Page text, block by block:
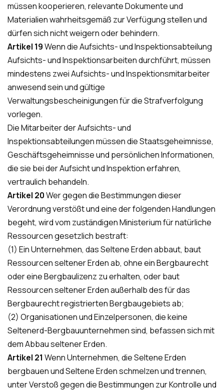
müssen kooperieren, relevante Dokumente und
Materialien wahrheitsgemäß zur Verfügung stellen und
dürfen sich nicht weigern oder behindern.
Artikel 19Wenn die Aufsichts- und Inspektionsabteilung
Aufsichts- und Inspektionsarbeiten durchführt, müssen
mindestens zwei Aufsichts- und Inspektionsmitarbeiter
anwesend sein und gültige
Verwaltungsbescheinigungen für die Strafverfolgung
vorlegen.
Die Mitarbeiter der Aufsichts- und
Inspektionsabteilungen müssen die Staatsgeheimnisse,
Geschäftsgeheimnisse und persönlichen Informationen,
die sie bei der Aufsicht und Inspektion erfahren,
vertraulich behandeln.
Artikel 20Wer gegen die Bestimmungen dieser
Verordnung verstößt und eine der folgenden Handlungen
begeht, wird vom zuständigen Ministerium für natürliche
Ressourcen gesetzlich bestraft:
(1) Ein Unternehmen, das Seltene Erden abbaut, baut
Ressourcen seltener Erden ab, ohne ein Bergbaurecht
oder eine Bergbaulizenz zu erhalten, oder baut
Ressourcen seltener Erden außerhalb des für das
Bergbaurecht registrierten Bergbaugebiets ab;
(2) Organisationen und Einzelpersonen, die keine
Seltenerd-Bergbauunternehmen sind, befassen sich mit
dem Abbau seltener Erden.
Artikel 21 Wenn Unternehmen, die Seltene Erden
bergbauen und Seltene Erden schmelzen und trennen,
unter Verstoß gegen die Bestimmungen zur Kontrolle und